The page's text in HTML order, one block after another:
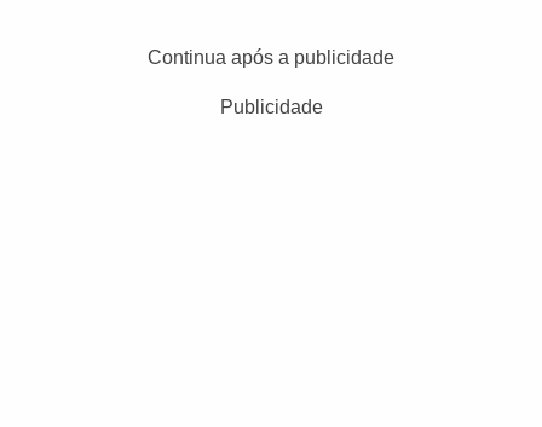
Continua após a publicidade
Publicidade